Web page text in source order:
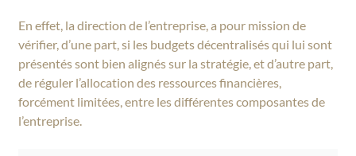
En effet, la direction de l’entreprise, a pour mission de
vérifier, d’une part, si les budgets décentralisés qui lui sont
présentés sont bien alignés sur la stratégie, et d’autre part,
de réguler l’allocation des ressources financières,
forcément limitées, entre les différentes composantes de
l’entreprise.